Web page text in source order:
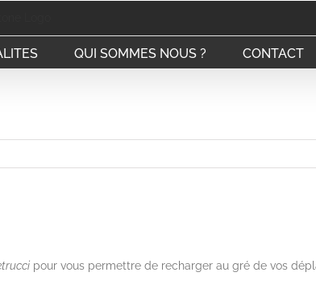
QUI SOMMES NOUS ? CONTACT
pour vous permettre de recharger au gré de vos